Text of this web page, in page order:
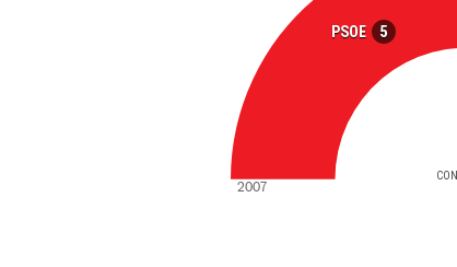
PSOE 5
2007